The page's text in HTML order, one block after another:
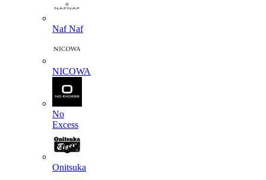
Naf Naf
NICOWA
No
Excess
Onitsuka